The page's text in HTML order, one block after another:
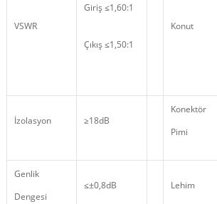
VSWR
Giriş ≤1,60:1
Çıkış ≤1,50:1
Konut
İzolasyon ≥18dB
Konektör
Pimi
Genlik
Dengesi
≤±0,8dB Lehim